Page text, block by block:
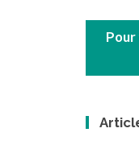
Pour